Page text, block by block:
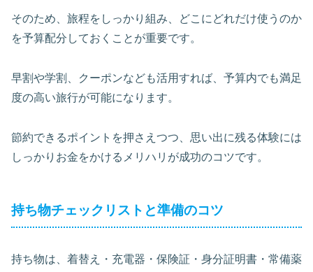
そのため、旅程をしっかり組み、どこにどれだけ使うのか
を予算配分しておくことが重要です。
早割や学割、クーポンなども活用すれば、予算内でも満足
度の高い旅行が可能になります。
節約できるポイントを押さえつつ、思い出に残る体験には
しっかりお金をかけるメリハリが成功のコツです。
持ち物チェックリストと準備のコツ
持ち物は、着替え・充電器・保険証・身分証明書・常備薬